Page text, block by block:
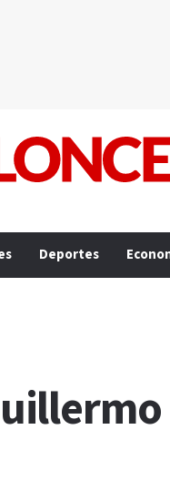
Deportes